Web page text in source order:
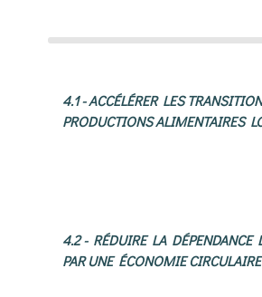
4.1 - ACCÉLÉRER LES
PRODUCTIONS ALIMENTAIRES
4.2 - RÉDUIRE LA DÉPENDANCE
PAR UNE ÉCONOMIE CIRCULAIRE